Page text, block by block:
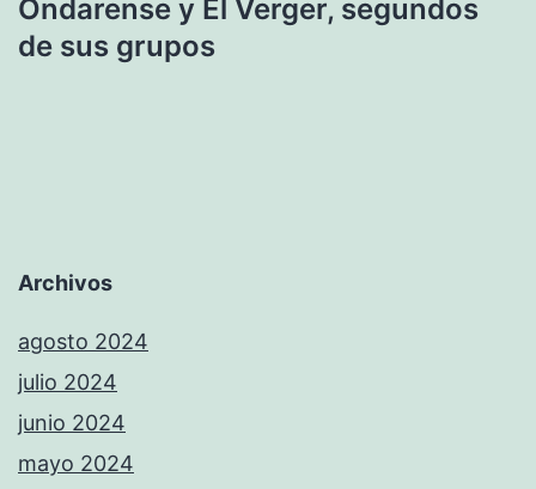
Ondarense y El Verger, segundos
de sus grupos
Archivos
agosto 2024
julio 2024
junio 2024
mayo 2024